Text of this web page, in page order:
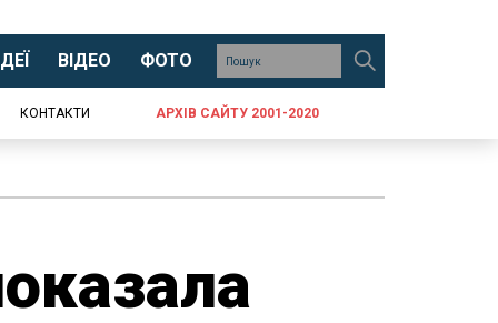
ВІДЕО ФОТО
КОНТАКТИ АРХІВ САЙТУ 2001-2020